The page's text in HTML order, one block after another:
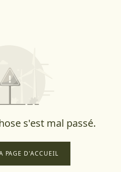
s'est mal passé.
PAGE D'ACCUEIL